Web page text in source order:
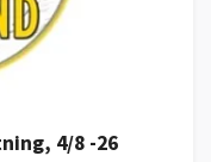
4/8 -26